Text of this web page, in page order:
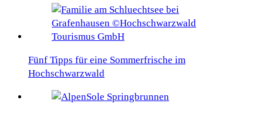
Fünf Tipps für eine Sommerfrische im
Hochschwarzwald